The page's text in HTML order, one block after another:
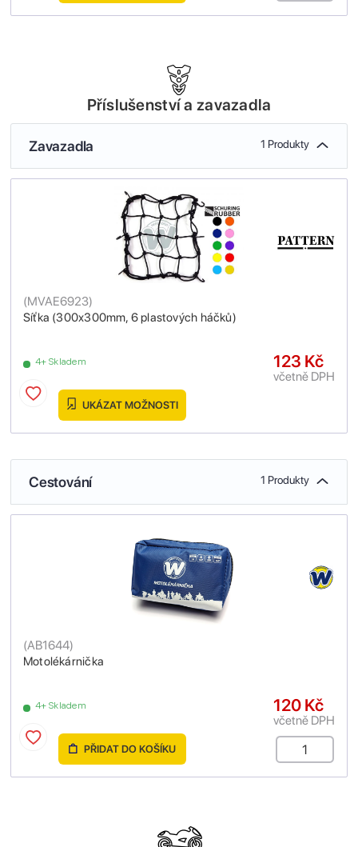
Příslušenství a zavazadla
Zavazadla 1 Produkty
Síťka (300x300mm, 6 plastových háčků)
(MVAE6923)
4+ Skladem 123 Kč
včetně DPH
UKÁZAT MOŽNOSTI
Cestování 1 Produkty
Motolékárnička
(AB1644)
4+ Skladem 120 Kč
včetně DPH
PŘIDAT DO KOŠÍKU